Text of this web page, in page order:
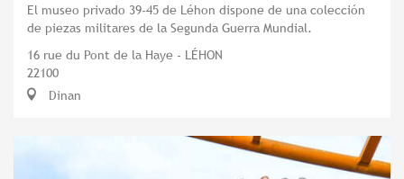
El museo privado 39-45 de Léhon dispone de una colección
de piezas militares de la Segunda Guerra Mundial.
16 rue du Pont de la Haye - LÉHON
22100
Dinan